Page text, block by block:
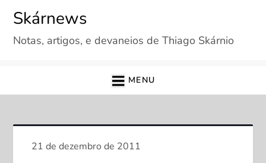
content
Skárnews
Notas, artigos, e devaneios de Thiago Skárnio
MENU